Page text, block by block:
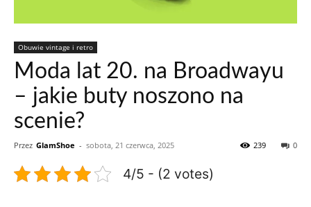
Obuwie vintage i retro
Moda lat 20. na Broadwayu
– jakie buty noszono na
scenie?
Przez GlamShoe - sobota, 21 czerwca, 2025 0
239
4/5 - (2 votes)